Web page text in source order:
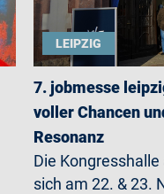
LEIPZIG
7. jobmesse
voller Chancen
Resonanz
Die
sich am 22. & 23.